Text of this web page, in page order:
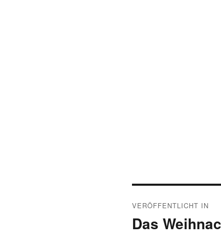
VERÖFFENTLICHT IN
Das